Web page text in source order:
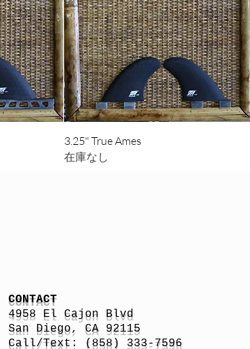
クイックビュー
3.25" True Ames
在庫なし
CONTACT
4958 El Cajon Blvd
San Diego, CA 92115
Call/Text: (858) 333-7596